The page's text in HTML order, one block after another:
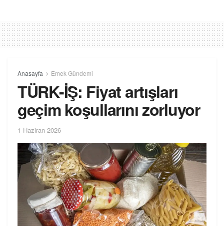
Anasayfa Emek Gündemi
TÜRK-İŞ: Fiyat artışları
geçim koşullarını zorluyor
1 Haziran 2026